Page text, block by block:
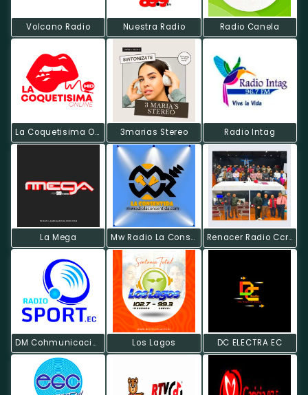
Volcano Radio Nuestra Radio Radio Canela
La Coquetisima Online 3marias Stereo Radio Intag
La Mega Mw Radio La Consentida Renacer Radio Ccre
DM Cohmunicación Integral - Radio Sport Los Lagos DC ELECTRA EC